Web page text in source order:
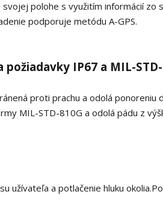
polohe s využitím informácií zo
podporuje metódu A-GPS.
IP67 a MIL-STD-
proti prachu a odolá ponoreniu
MIL-STD-810G a odolá pádu z
užívateľa a potlačenie hluku okolia.